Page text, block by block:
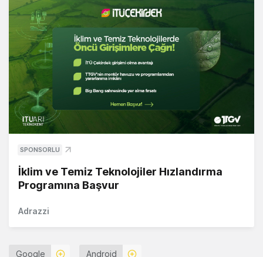
SPONSORLU
İklim ve Temiz Teknolojiler Hızlandırma
Programına Başvur
Adrazzi
Google Android